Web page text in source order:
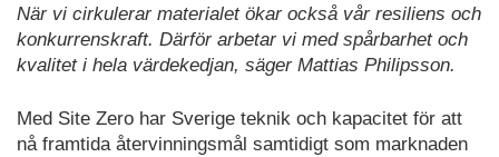
När vi cirkulerar materialet ökar också vår resiliens och
konkurrenskraft. Därför arbetar vi med spårbarhet och
kvalitet i hela värdekedjan, säger Mattias Philipsson.
Med Site Zero har Sverige teknik och kapacitet för att
nå framtida återvinningsmål samtidigt som marknaden